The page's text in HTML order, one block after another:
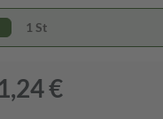
1 St
€